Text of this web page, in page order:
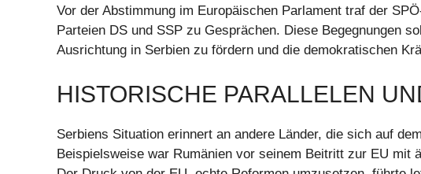
Vor der Abstimmung im Europäischen Parlament traf der
Parteien DS und SSP zu Gesprächen. Diese Begegnungen
Ausrichtung in Serbien zu fördern und die demokratischen
HISTORISCHE PARALLELEN
Serbiens Situation erinnert an andere Länder, die sich auf
Beispielsweise war Rumänien vor seinem Beitritt zur EU mit